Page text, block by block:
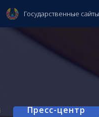
Пресс-центр
Государственные сайты